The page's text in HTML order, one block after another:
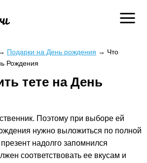
Подарки на День рождения → Что
Рождения
тете на День
Поэтому при выборе ей
нужно выложиться по полной
надолго запомнился
соответствовать ее вкусам и